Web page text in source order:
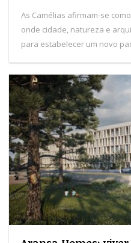
As Camélias afirmam-se
onde cidade, natureza e
para estabelecer um novo